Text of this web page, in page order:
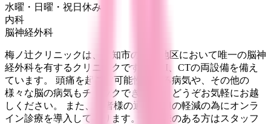
水曜・日曜・祝日 休み
内科
脳神経外科
梅ノ辻クリニックは、高知市の潮江地区において唯一の脳神
経外科を有するクリニックです。MRI、CTの両設備を備え
ています。 頭痛を起こす可能性のある病気や、その他の
様々な脳の病気もチェックできます。 どうぞお気軽にお越
しください。 また、患者様の通院負担の軽減の為にオンラ
イン診療を導入しております。 ご興味のある方はスタッフ